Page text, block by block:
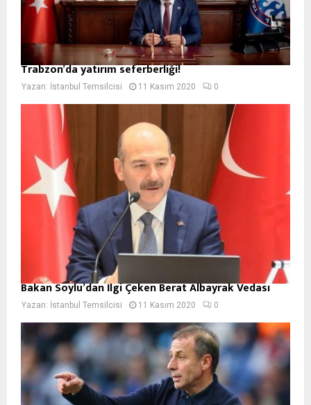
Trabzon’da yatırım seferberliği!
Yazan: İstanbul Temsilcisi 11 Kasım 2020 0
Bakan Soylu’dan İlgi Çeken Berat Albayrak Vedası
Yazan: İstanbul Temsilcisi 11 Kasım 2020 0